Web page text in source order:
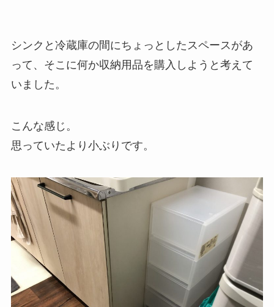
シンクと冷蔵庫の間にちょっとしたスペースがあ
って、そこに何か収納用品を購入しようと考えて
いました。
こんな感じ。
思っていたより小ぶりです。